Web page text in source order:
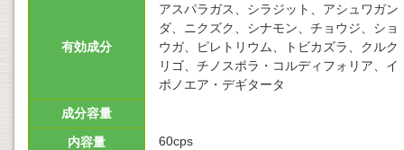
有効成分
アスパラガス、シラジット、アシュワガン
ダ、ニクズク、シナモン、チョウジ、ショ
ウガ、ピレトリウム、トビカズラ、クルク
リゴ、チノスポラ・コルディフォリア、イ
ポノエア・デギタータ
成分容量
内容量
60cps